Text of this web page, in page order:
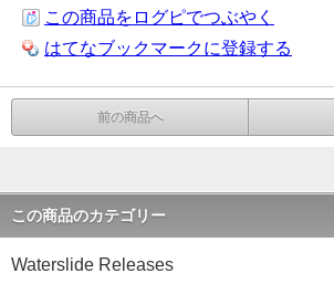
この商品をログピでつぶやく
はてなブックマークに登録する
前の商品へ
この商品のカテゴリー
Waterslide Releases